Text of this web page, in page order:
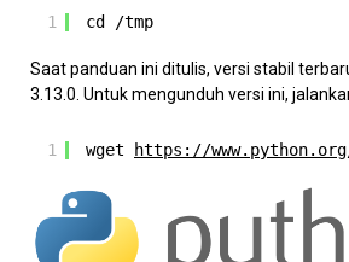
1 cd /tmp
Saat panduan ini ditulis, versi stabil
3.13.0. Untuk mengunduh versi ini,
1 wget https://